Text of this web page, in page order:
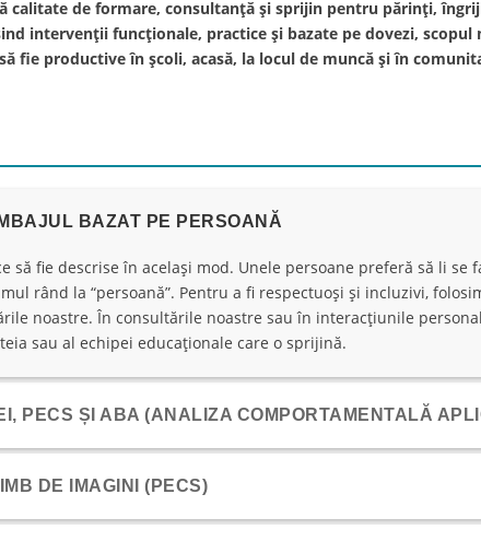
calitate de formare, consultanță și sprijin pentru părinți,
intervenții funcționale, practice și bazate pe dovezi, scopul
fie productive în școli, acasă, la locul de muncă și în
BAZAT PE PERSOANĂ
să fie descrise în același mod. Unele persoane preferă să li
rând la “persoană”. Pentru a fi respectuoși și incluzivi,
noastre. În consultările noastre sau în interacțiunile
sau al echipei educaționale care o sprijină.
PECS ȘI ABA (ANALIZA COMPORTAMENTALĂ
DE IMAGINI (PECS)